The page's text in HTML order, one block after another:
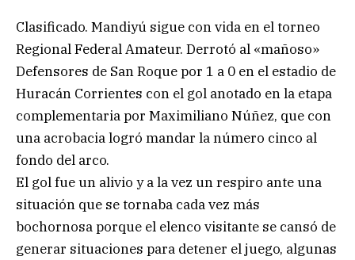
Clasificado. Mandiyú sigue con vida en el torneo
Regional Federal Amateur. Derrotó al «mañoso»
Defensores de San Roque por 1 a 0 en el estadio de
Huracán Corrientes con el gol anotado en la etapa
complementaria por Maximiliano Núñez, que con
una acrobacia logró mandar la número cinco al
fondo del arco.
El gol fue un alivio y a la vez un respiro ante una
situación que se tornaba cada vez más
bochornosa porque el elenco visitante se cansó de
generar situaciones para detener el juego, algunas